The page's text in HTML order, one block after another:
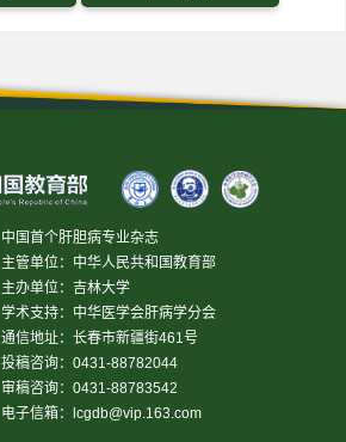
中国首个肝胆病专业杂志
主管单位：中华人民共和国教育部
主办单位：吉林大学
学术支持：中华医学会肝病学分会
通信地址：长春市新疆街461号
投稿咨询：0431-88782044
审稿咨询：0431-88783542
电子信箱：
lcgdb@vip.163.com